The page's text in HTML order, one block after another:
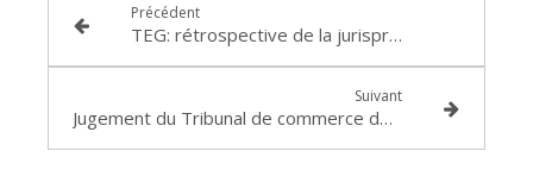
Précédent
TEG: rétrospective de la jurisprudence 2013
Suivant
Jugement du Tribunal de commerce de LYON retenant le caractère disproportionné du cautionnement